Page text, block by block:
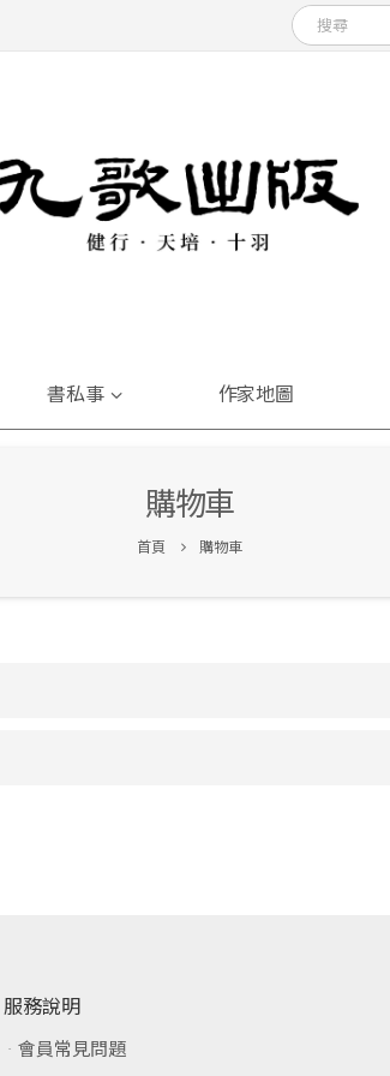
書私事 作家地圖
購物車
首頁 購物車
服務說明
會員常見問題